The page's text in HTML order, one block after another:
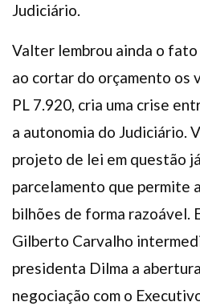
Judiciário.
Valter lembrou ainda o
ao cortar do orçamento os
PL 7.920, cria uma crise
a autonomia do Judiciário.
projeto de lei em questão
parcelamento que permite
bilhões de forma razoável.
Gilberto Carvalho
presidenta Dilma a
negociação com o